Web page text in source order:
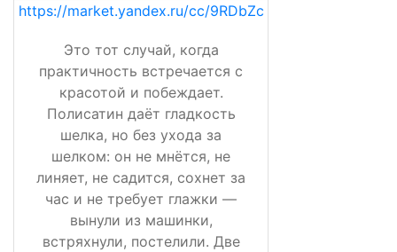
https://market.yandex.ru/cc/9RDbZc
Это тот случай, когда
практичность встречается с
красотой и побеждает.
Полисатин даёт гладкость
шелка, но без ухода за
шелком: он не мнётся, не
линяет, не садится, сохнет за
час и не требует глажки —
вынули из машинки,
встряхнули, постелили. Две